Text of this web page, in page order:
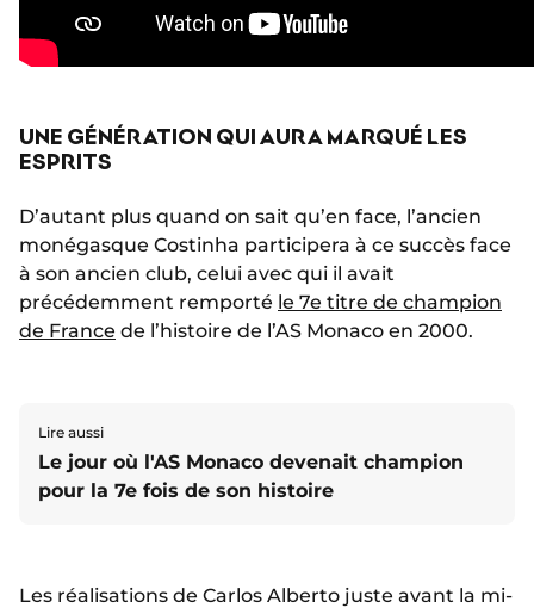
UNE GÉNÉRATION QUI AURA MARQUÉ LES
ESPRITS
D’autant plus quand on sait qu’en face, l’ancien
monégasque Costinha participera à ce succès face
à son ancien club, celui avec qui il avait
précédemment remporté le 7e titre de champion
de France de l’histoire de l’AS Monaco en 2000.
Lire aussi
Le jour où l'AS Monaco devenait champion
pour la 7e fois de son histoire
Les réalisations de Carlos Alberto juste avant la mi-